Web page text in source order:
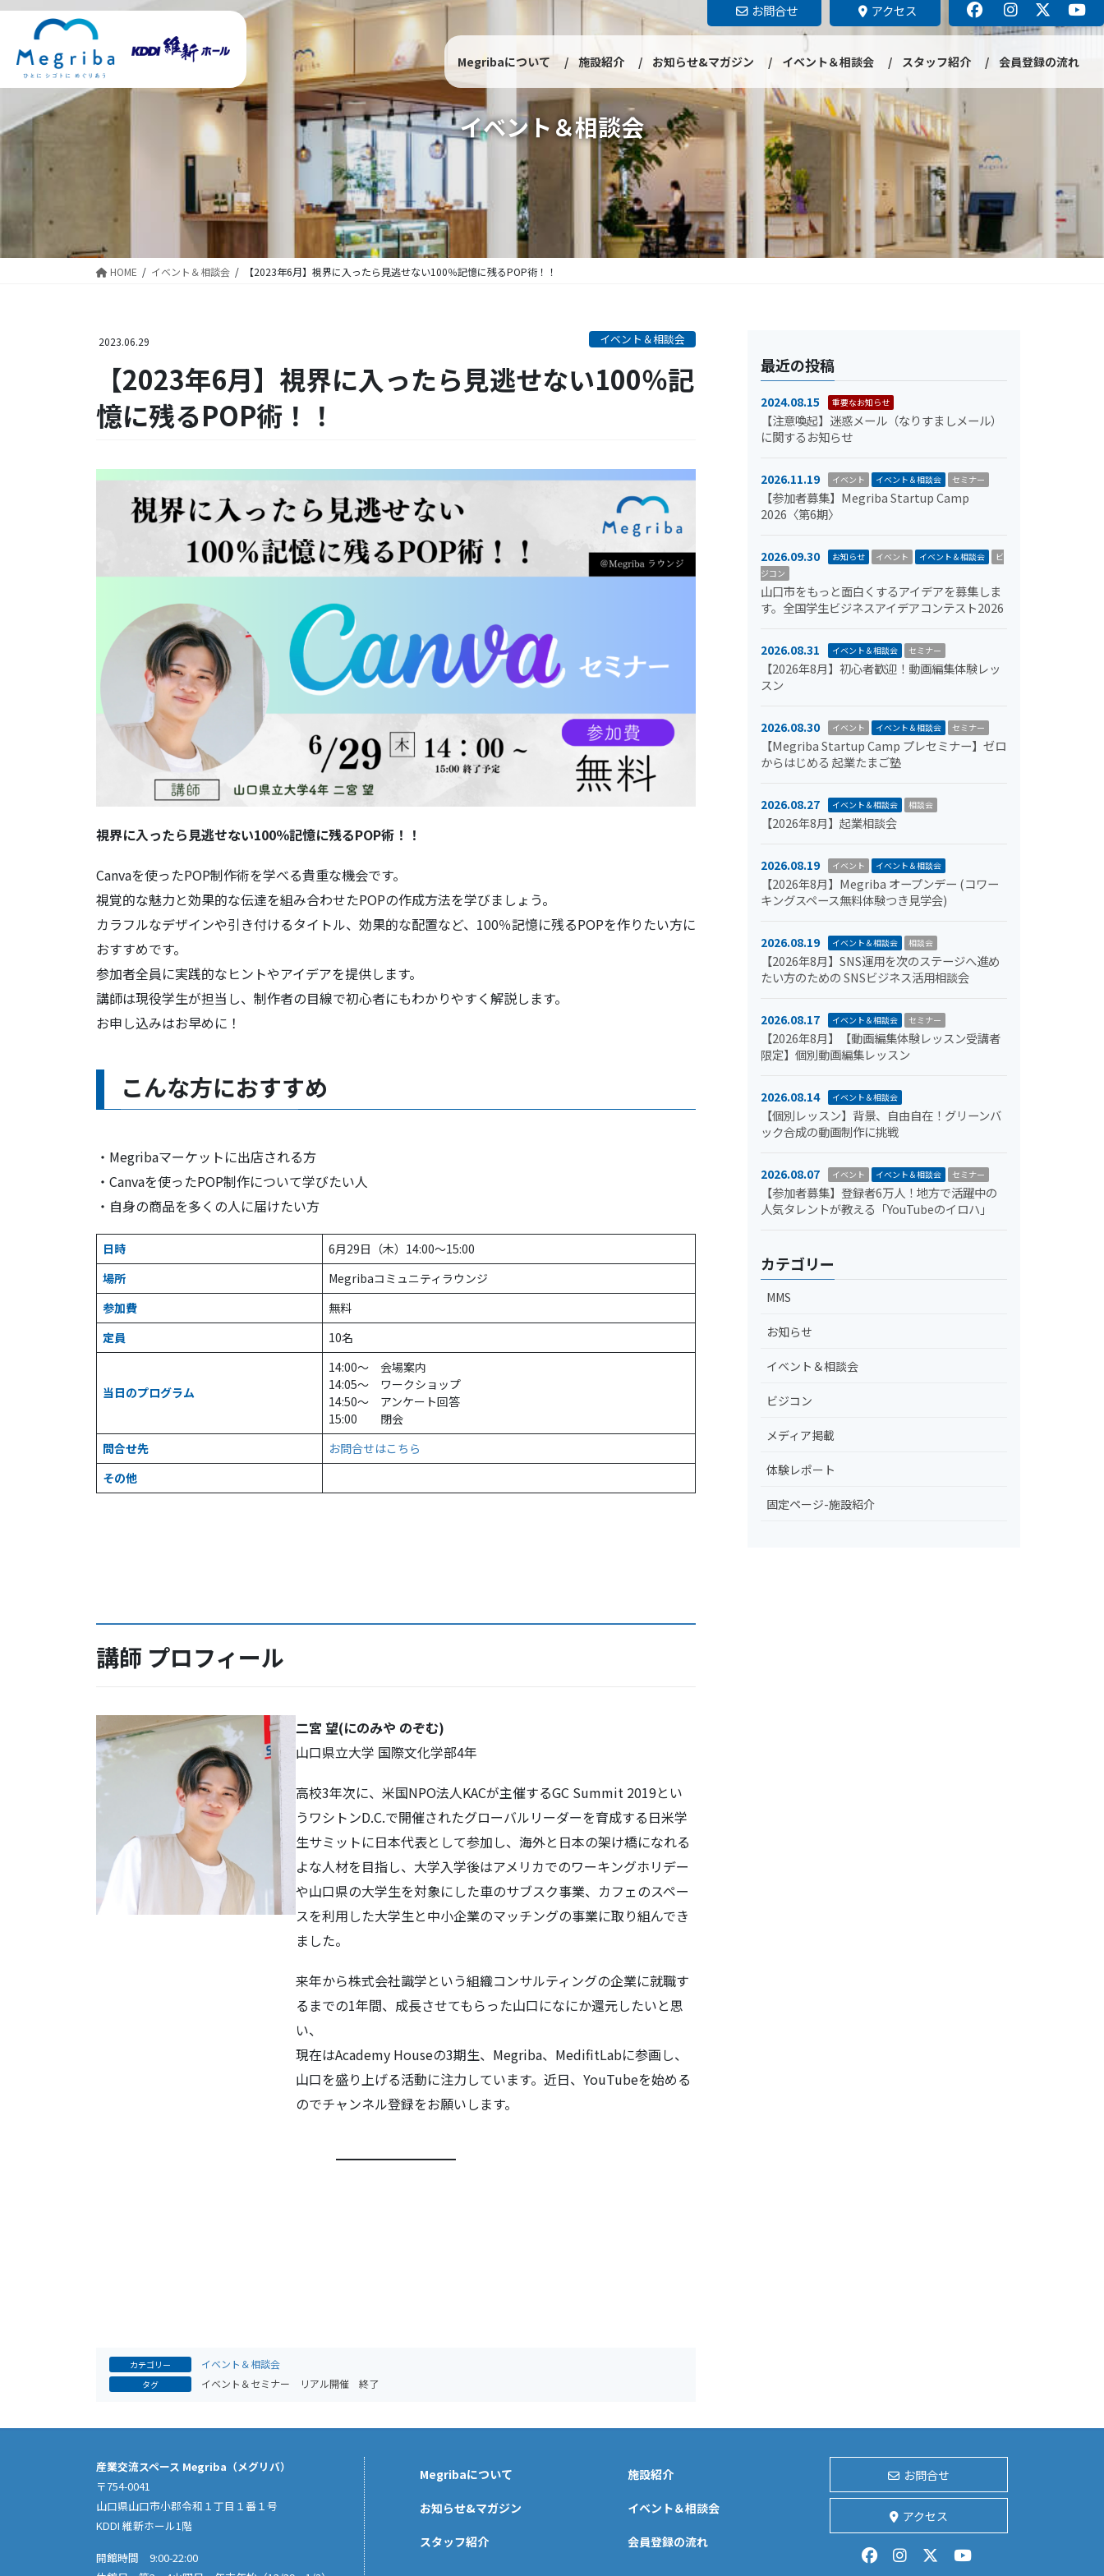
コ
ツ
移
ナ
シ
ン
お問合せ アクセス
Megribaについて 施設紹介 お知らせ&マガジン イベント＆相談会 スタッフ紹介 会員登録の流れ
イベント＆相談会
HOME イベント＆相談会 【2023年6月】視界に入ったら見逃せない100％記憶に残るPOP術！！
2023.06.29 イベント＆相談会
【2023年6月】視界に入ったら見逃せない100％記
憶に残るPOP術！！
視界に入ったら見逃せない100％記憶に残るPOP術！！
Canvaを使ったPOP制作術を学べる貴重な機会です。
視覚的な魅力と効果的な伝達を組み合わせたPOPの作成方法を学びましょう。
カラフルなデザインや引き付けるタイトル、効果的な配置など、100％記憶に残るPOPを作りたい方に
おすすめです。
参加者全員に実践的なヒントやアイデアを提供します。
講師は現役学生が担当し、制作者の目線で初心者にもわかりやすく解説します。
お申し込みはお早めに！
こんな方におすすめ
・Megribaマーケットに出店される方
・Canvaを使ったPOP制作について学びたい人
・自身の商品を多くの人に届けたい方
日時
6月29日（木）14:00～15:00
場所
Megribaコミュニティラウンジ
参加費
無料
定員
10名
当日のプログラム
14:00～ 会場案内
14:05～ ワークショップ
14:50～ アンケート回答
15:00 閉会
問合せ先
お問合せはこちら
その他
講師 プロフィール
二宮 望(にのみや のぞむ)
山口県立大学 国際文化学部4年
高校3年次に、米国NPO法人KACが主催するGC Summit 2019とい
うワシトンD.C.で開催されたグローバルリーダーを育成する日米学
生サミットに日本代表として参加し、海外と日本の架け橋になれる
よな人材を目指し、大学入学後はアメリカでのワーキングホリデー
や山口県の大学生を対象にした車のサブスク事業、カフェのスペー
スを利用した大学生と中小企業のマッチングの事業に取り組んでき
ました。
来年から株式会社識学という組織コンサルティングの企業に就職す
るまでの1年間、成長させてもらった山口になにか還元したいと思
い、
現在はAcademy Houseの3期生、Megriba、MedifitLabに参画し、
山口を盛り上げる活動に注力しています。近日、YouTubeを始める
のでチャンネル登録をお願いします。
カテゴリー イベント＆相談会
タグ イベント＆セミナー リアル開催 終了
最近の投稿
2024.08.15 重要なお知らせ
【注意喚起】迷惑メール（なりすましメール）
に関するお知らせ
2026.11.19 イベント イベント＆相談会 セミナー
【参加者募集】Megriba Startup Camp
2026〈第6期〉
2026.09.30 お知らせ イベント イベント＆相談会
ビ
ジコン
山口市をもっと面白くするアイデアを募集しま
す。全国学生ビジネスアイデアコンテスト2026
2026.08.31 イベント＆相談会 セミナー
【2026年8月】初心者歓迎！動画編集体験レッ
スン
2026.08.30 イベント イベント＆相談会 セミナー
【Megriba Startup Camp プレセミナー】ゼロ
からはじめる 起業たまご塾
2026.08.27 イベント＆相談会 相談会
【2026年8月】起業相談会
2026.08.19 イベント イベント＆相談会
【2026年8月】Megriba オープンデー (コワー
キングスペース無料体験つき見学会)
2026.08.19 イベント＆相談会 相談会
【2026年8月】SNS運用を次のステージへ進め
たい方のための SNSビジネス活用相談会
2026.08.17 イベント＆相談会 セミナー
【2026年8月】【動画編集体験レッスン受講者
限定】個別動画編集レッスン
2026.08.14 イベント＆相談会
【個別レッスン】背景、自由自在！グリーンバ
ック合成の動画制作に挑戦
2026.08.07 イベント イベント＆相談会 セミナー
【参加者募集】登録者6万人！地方で活躍中の
人気タレントが教える「YouTubeのイロハ」
カテゴリー
MMS
お知らせ
イベント＆相談会
ビジコン
メディア掲載
体験レポート
固定ページ-施設紹介
産業交流スペース Megriba（メグリバ）
〒754-0041
山口県山口市小郡令和１丁目１番１号
KDDI 維新ホール1階
開館時間 9:00-22:00
Megribaについて 施設紹介
お知らせ&マガジン イベント＆相談会
スタッフ紹介 会員登録の流れ
お問合せ
アクセス